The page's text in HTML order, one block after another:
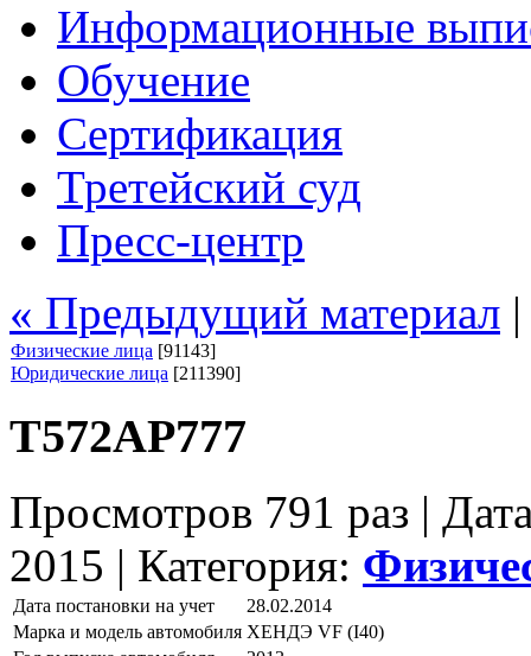
Информационные
Обучение
Сертификация
Третейский суд
Пресс-центр
« Предыдущий материал
Физические лица [91143]
Юридические лица [211390]
Т572АР777
Просмотров 791 раз |
2015 | Категория:
Дата постановки на учет
28.02.2014
Марка и модель автомобиля ХЕНДЭ VF (I40)